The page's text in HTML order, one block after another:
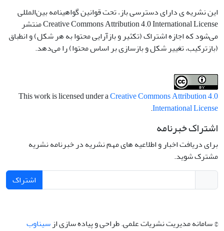
این نشریه ی دارای دسترسی باز، تحت قوانین گواهینامه بین‌المللی
Creative Commons Attribution 4.0 International License منتشر
می‌شود که اجازه اشتراک (تکثیر و بازآرایی محتوا به هر شکل) و انطباق
(بازترکیب، تغییر شکل و بازسازی بر اساس محتوا) را می‌دهد.
This work is licensed under aCreative Commons Attribution 4.0
International License
.
اشتراک خبرنامه
برای دریافت اخبار و اطلاعیه های مهم نشریه در خبرنامه نشریه
مشترک شوید.
اشتراک
© سامانه مدیریت نشریات علمی.طراحی و پیاده سازی ازسیناوب